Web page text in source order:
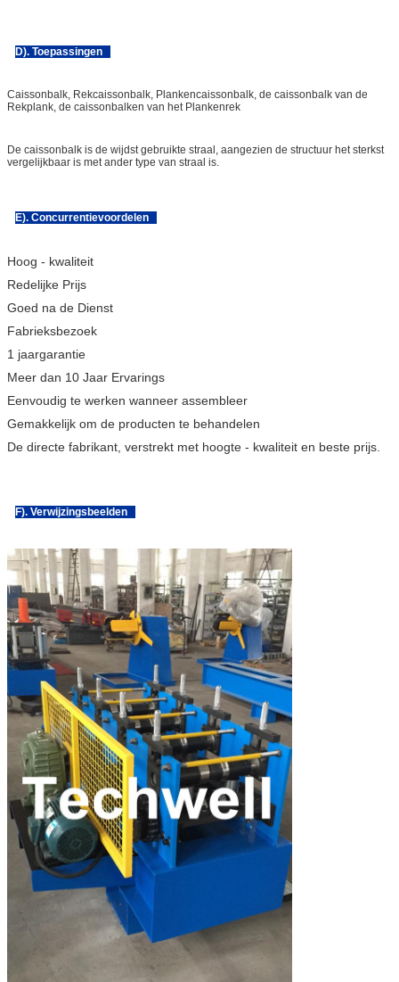
D). Toepassingen
Caissonbalk, Rekcaissonbalk, Plankencaissonbalk, de caissonbalk van de
Rekplank, de caissonbalken van het Plankenrek
De caissonbalk is de wijdst gebruikte straal, aangezien de structuur het sterkst
vergelijkbaar is met ander type van straal is.
E). Concurrentievoordelen
Hoog - kwaliteit
Redelijke Prijs
Goed na de Dienst
Fabrieksbezoek
1 jaargarantie
Meer dan 10 Jaar Ervarings
Eenvoudig te werken wanneer assembleer
Gemakkelijk om de producten te behandelen
De directe fabrikant, verstrekt met hoogte - kwaliteit en beste prijs.
F). Verwijzingsbeelden